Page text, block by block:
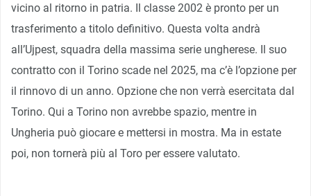
vicino al ritorno in patria. Il classe 2002 è pronto per un
trasferimento a titolo definitivo. Questa volta andrà
all’Ujpest, squadra della massima serie ungherese. Il suo
contratto con il Torino scade nel 2025, ma c’è l’opzione per
il rinnovo di un anno. Opzione che non verrà esercitata dal
Torino. Qui a Torino non avrebbe spazio, mentre in
Ungheria può giocare e mettersi in mostra. Ma in estate
poi, non tornerà più al Toro per essere valutato.